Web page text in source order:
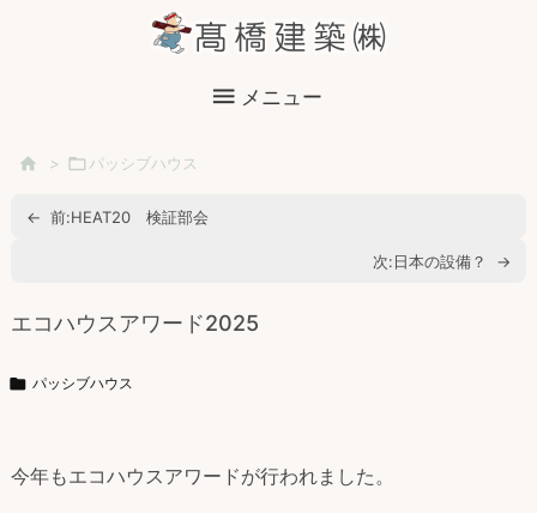
メニュー
 > パッシブハウス
← 前:HEAT20 検証部会
次:日本の設備？ →
エコハウスアワード2025
 パッシブハウス
今年もエコハウスアワードが行われました。